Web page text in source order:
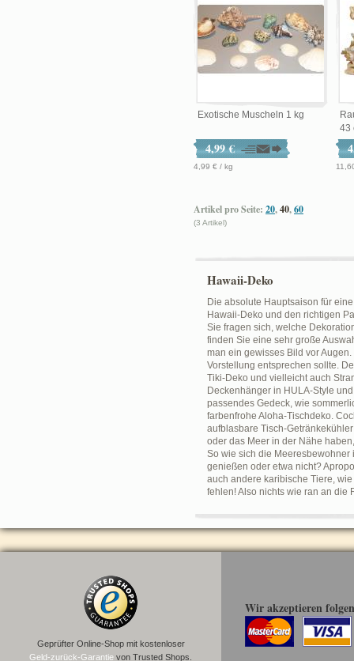
Exotische Muscheln 1 kg
4,99 €
4,99 € / kg
43
Artikel pro Seite: 20,40,60
(3 Artikel)
Hawaii-Deko
Die absolute Hauptsaison für
Hawaii-Deko und den richtigen
Sie fragen sich, welche
finden Sie eine sehr große
man ein gewisses Bild vor
Vorstellung entsprechen sollte.
Tiki-Deko und vielleicht auch
Deckenhänger in HULA-Style
passendes Gedeck, wie
farbenfrohe Aloha-Tischdeko.
aufblasbare Tisch-
oder das Meer in der Nähe
So wie sich die Meeresbewohner
genießen oder etwa nicht?
auch andere karibische Tiere,
fehlen! Also nichts wie ran an die
Geprüfter Online-Shop mit kostenloser
Geld-zurück-Garantie von Trusted Shops.
Wir akzeptieren